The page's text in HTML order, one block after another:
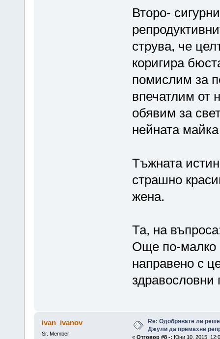
Второ-
струва, че
коригира
помислим за
впечатлим от
обявим за
нейната
Тъжната
страшно
жена.
Та, на
Още по-малко
направено с
здравословни
ivan_ivanov
Sr. Member
Re: Одобрявате ли
Джули да премахне
« Отговор #8 -: Юни 10, 2015,